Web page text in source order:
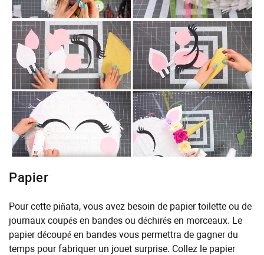
Papier
Pour cette piñata, vous avez besoin de papier toilette ou de
journaux coupés en bandes ou déchirés en morceaux. Le
papier découpé en bandes vous permettra de gagner du
temps pour fabriquer un jouet surprise. Collez le papier